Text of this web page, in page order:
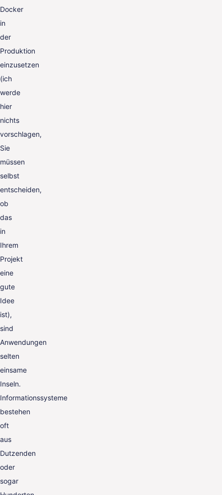
Docker
in
der
Produktion
einzusetzen
(ich
werde
hier
nichts
vorschlagen,
Sie
müssen
selbst
entscheiden,
ob
das
in
Ihrem
Projekt
eine
gute
Idee
ist),
sind
Anwendungen
selten
einsame
Inseln.
Informationssysteme
bestehen
oft
aus
Dutzenden
oder
sogar